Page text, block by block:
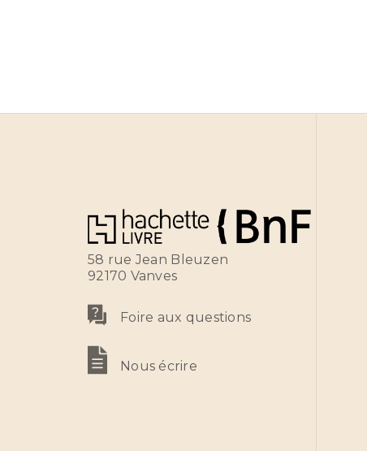
58 rue Jean Bleuzen
92170 Vanves
Foire aux questions
Nous écrire